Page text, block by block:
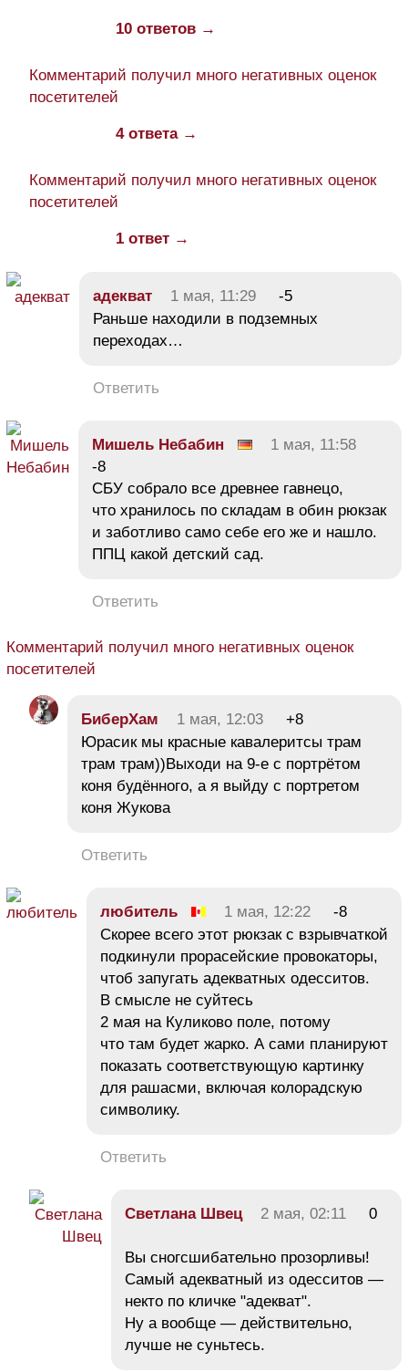
10 ответов →
Комментарий получил много негативных оценок
посетителей
4 ответа →
Комментарий получил много негативных оценок
посетителей
1 ответ →
адекват 1 мая, 11:29
-5
Раньше находили в подземных
переходах…
Ответить
Мишель Небабин
1 мая, 11:58
-8
СБУ собрало все древнее гавнецо,
что хранилось по складам в обин рюкзак
и заботливо само себе его же и нашло.
ППЦ какой детский сад.
Ответить
Комментарий получил много негативных оценок
посетителей
БиберХам 1 мая, 12:03
+8
Юрасик мы красные кавалеритсы трам
трам трам))Выходи на 9-е с портрётом
коня будённого, а я выйду с портретом
коня Жукова
Ответить
любитель 1 мая, 12:22
-8
Скорее всего этот рюкзак с взрывчаткой
подкинули прорасейские провокаторы,
чтоб запугать адекватных одесситов.
В смысле не суйтесь
2 мая на Куликово поле, потому
что там будет жарко. А сами планируют
показать соответствующую картинку
для рашасми, включая колорадскую
символику.
Ответить
Светлана Швец 2 мая, 02:11 0
Вы сногсшибательно прозорливы!
Самый адекватный из одесситов —
некто по кличке "адекват".
Ну а вообще — действительно,
лучше не суньтесь.